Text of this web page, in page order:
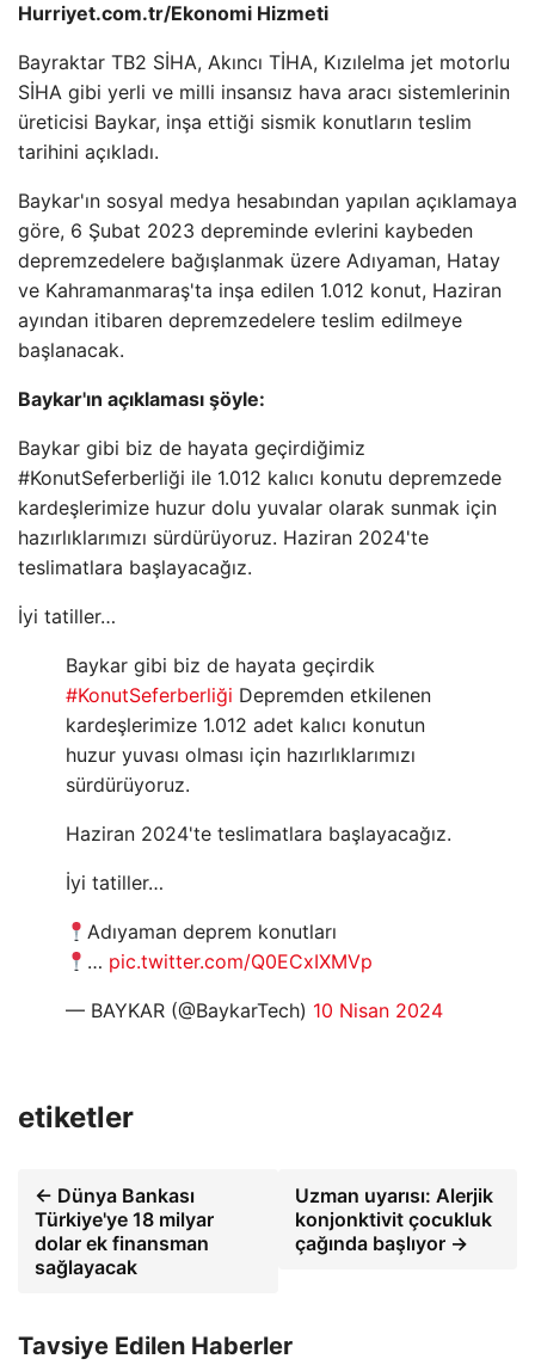
Hurriyet.com.tr/Ekonomi Hizmeti
Bayraktar TB2 SİHA, Akıncı TİHA, Kızılelma jet motorlu
SİHA gibi yerli ve milli insansız hava aracı sistemlerinin
üreticisi Baykar, inşa ettiği sismik konutların teslim
tarihini açıkladı.
Baykar'ın sosyal medya hesabından yapılan açıklamaya
göre, 6 Şubat 2023 depreminde evlerini kaybeden
depremzedelere bağışlanmak üzere Adıyaman, Hatay
ve Kahramanmaraş'ta inşa edilen 1.012 konut, Haziran
ayından itibaren depremzedelere teslim edilmeye
başlanacak.
Baykar'ın açıklaması şöyle:
Baykar gibi biz de hayata geçirdiğimiz
#KonutSeferberliği ile 1.012 kalıcı konutu depremzede
kardeşlerimize huzur dolu yuvalar olarak sunmak için
hazırlıklarımızı sürdürüyoruz. Haziran 2024'te
teslimatlara başlayacağız.
İyi tatiller…
Baykar gibi biz de hayata geçirdik
#KonutSeferberliği Depremden etkilenen
kardeşlerimize 1.012 adet kalıcı konutun
huzur yuvası olması için hazırlıklarımızı
sürdürüyoruz.
Haziran 2024'te teslimatlara başlayacağız.
İyi tatiller…
Adıyaman deprem konutları
… pic.twitter.com/Q0ECxIXMVp
— BAYKAR (@BaykarTech) 10 Nisan 2024
etiketler
← Dünya Bankası
Türkiye'ye 18 milyar
dolar ek finansman
sağlayacak
Uzman uyarısı: Alerjik
konjonktivit çocukluk
çağında başlıyor →
Tavsiye Edilen Haberler